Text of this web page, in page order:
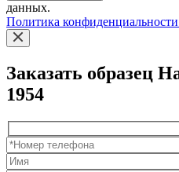
данных.
Политика
Заказать образец
1954